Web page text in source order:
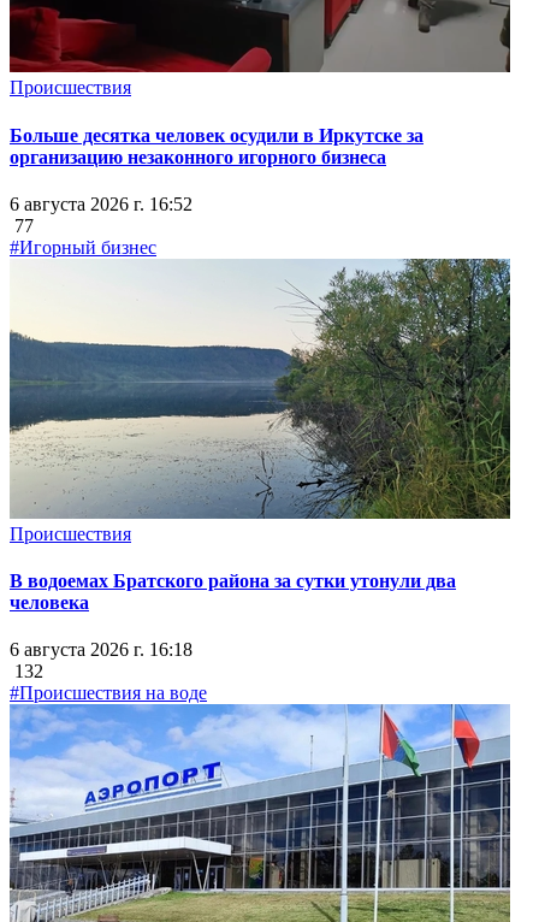
Происшествия
Больше десятка человек осудили в Иркутске за
организацию незаконного игорного бизнеса
6 августа 2026 г. 16:52
77
#Игорный бизнес
Происшествия
В водоемах Братского района за сутки утонули два
человека
6 августа 2026 г. 16:18
132
#Происшествия на воде